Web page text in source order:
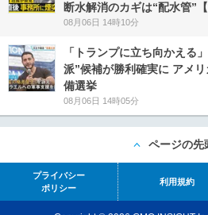
断水解消のカギは“配水管”
08月06日 14時10分
「トランプに立ち向かえる
派”候補が勝利確実に アメ
備選挙
08月06日 14時05分
ページの先
プライバシー
ポリシー
利用規約